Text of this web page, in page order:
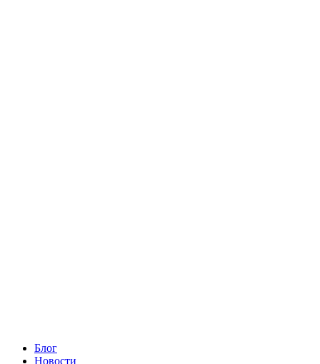
Блог
Новости